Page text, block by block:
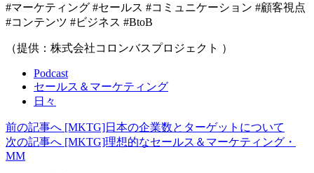
#マーケティング #セールス #コミュニケーション #顧客視点
#コンテンツ #ビジネス #BtoB
（提供：株式会社コロンバスプロジェクト ）
Podcast
セールス＆マーケティング
日々
前の記事へ [MKTG]日本の企業数とターゲットについて
次の記事へ [MKTG]理想的なセールス＆マーケティング・
MM